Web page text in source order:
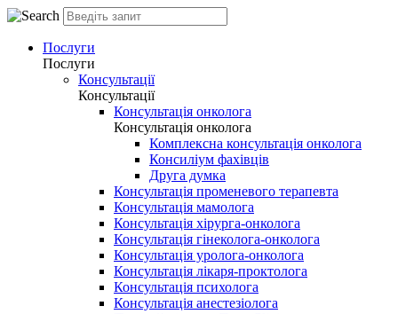
Послуги
Послуги
Консультації
Консультації
Консультація онколога
Консультація онколога
Комплексна консультація онколога
Консиліум фахівців
Друга думка
Консультація променевого терапевта
Консультація мамолога
Консультація хірурга-онколога
Консультація гінеколога-онколога
Консультація уролога-онколога
Консультація лікаря-проктолога
Консультація психолога
Консультація анестезіолога